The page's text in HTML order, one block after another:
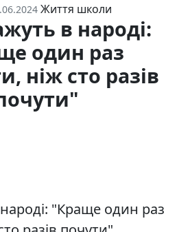
Життя школи
в народі:
один раз
ніж сто разів
"Краще один раз